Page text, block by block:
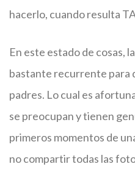
hacerlo, cuando resulta
En este estado de cosas,
bastante recurrente para
padres. Lo cual es
se preocupan y tienen
primeros momentos de
no compartir todas las